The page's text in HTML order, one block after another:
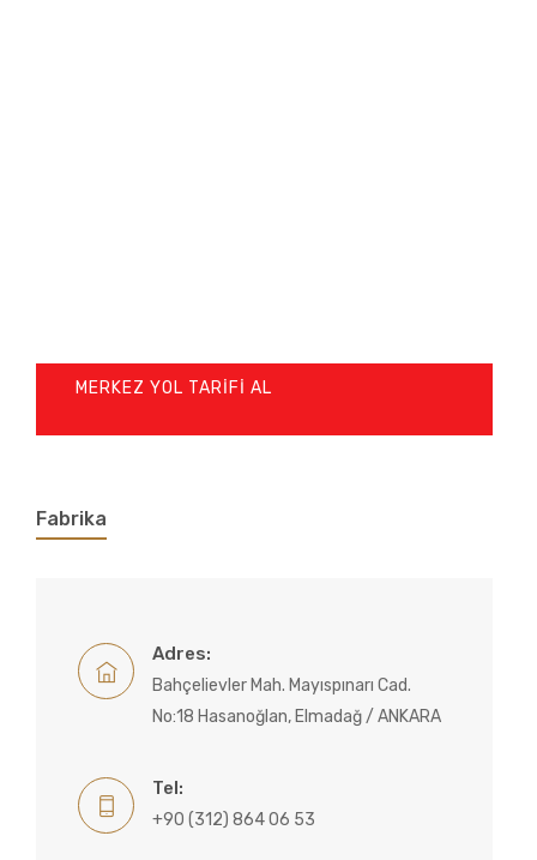
MERKEZ YOL TARIFI AL
Fabrika
Adres:
Bahçelievler Mah. Mayıspınarı Cad.
No:18 Hasanoğlan, Elmadağ / ANKARA
Tel:
+90 (312) 864 06 53